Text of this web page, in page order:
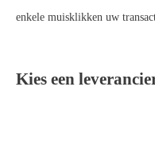
enkele muisklikken uw
Kies een